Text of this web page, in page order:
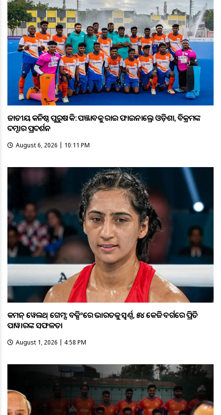
ଜାତୀୟ କନିଷ୍ଠ ପୁରୁଷ ହକି: ପଞ୍ଜାବକୁ ହରାଇ ଫାଇନାଲ୍ରେ ଓଡ଼ିଶା, ବିକ୍ରମଙ୍କ
ଦମ୍ଦାର ପ୍ରଦର୍ଶନ
August 6, 2026 | 10:11 PM
କମନ୍ ୱେଲଥ୍ ଗେମ୍ସ: ବକ୍ସିଂରେ ଭାରତକୁ ସ୍ବର୍ଣ୍ଣ, ୫୪ କେଜି ବର୍ଗରେ ପ୍ରିତି
ପାୱାରଙ୍କ ସଫଳତା
August 1, 2026 | 4:58 PM